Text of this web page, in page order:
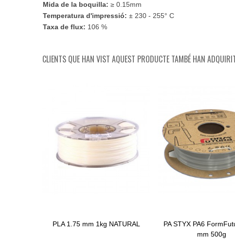
Mida de la boquilla: ≥ 0.15mm
Temperatura d'impressió: ± 230 - 255° C
Taxa de flux: 106 %
CLIENTS QUE HAN VIST AQUEST PRODUCTE TAMBÉ HAN
Afegir Al Carret
PLA 1.75 mm 1kg NATURAL Afegir Al Carret
PA STYX PA6
mm 500g